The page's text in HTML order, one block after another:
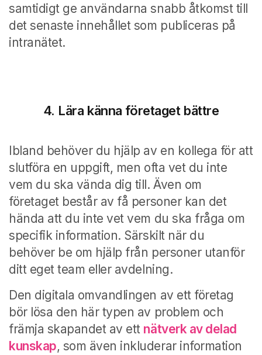
samtidigt ge användarna snabb åtkomst till
det senaste innehållet som publiceras på
intranätet.
4. Lära känna företaget bättre
Ibland behöver du hjälp av en kollega för att
slutföra en uppgift, men ofta vet du inte
vem du ska vända dig till. Även om
företaget består av få personer kan det
hända att du inte vet vem du ska fråga om
specifik information. Särskilt när du
behöver be om hjälp från personer utanför
ditt eget team eller avdelning.
Den digitala omvandlingen av ett företag
bör lösa den här typen av problem och
främja skapandet av ett nätverk av delad
kunskap, som även inkluderar information